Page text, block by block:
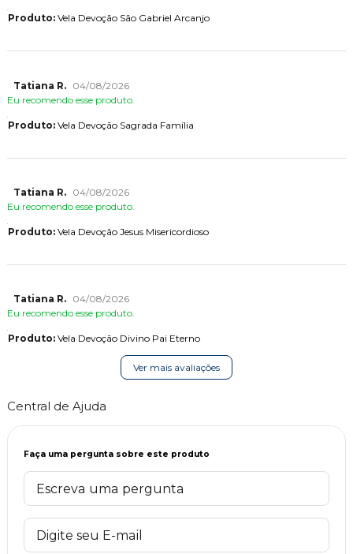
Produto:Vela Devoção São Gabriel Arcanjo
Tatiana R.
04/08/2026
Eu recomendo esse produto.
Produto:Vela Devoção Sagrada Família
Tatiana R.
04/08/2026
Eu recomendo esse produto.
Produto:Vela Devoção Jesus Misericordioso
Tatiana R.
04/08/2026
Eu recomendo esse produto.
Produto:Vela Devoção Divino Pai Eterno
Ver mais avaliações
Central de Ajuda
Faça uma pergunta sobre este produto